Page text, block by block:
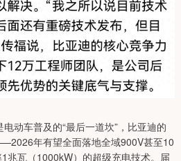
动车普及的“最后一道坎”，比亚迪的
年有望全面落地全域900V甚至10
兆瓦（1000kW）的超级充电技术。届